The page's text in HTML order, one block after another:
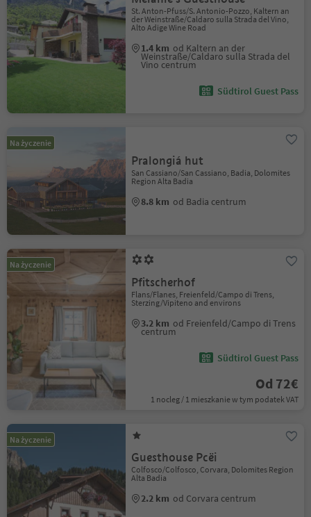
St. Anton-Pfuss/S. Antonio-Pozzo, Kaltern an
der Weinstraße/Caldaro sulla Strada del Vino,
Alto Adige Wine Road
1.4 km od Kaltern an der
Weinstraße/Caldaro sulla Strada del
Vino centrum
Südtirol Guest Pass
Na życzenie
Pralongiá hut
San Cassiano/San Cassiano, Badia, Dolomites
Region Alta Badia
8.8 km od Badia centrum
Na życzenie
Pfitscherhof
Flans/Flanes, Freienfeld/Campo di Trens,
Sterzing/Vipiteno and environs
3.2 km od Freienfeld/Campo di Trens
centrum
Südtirol Guest Pass
Od 72€
1 nocleg / 1 mieszkanie w tym podatek VAT
Na życzenie
Guesthouse Pcëi
Colfosco/Colfosco, Corvara, Dolomites Region
Alta Badia
2.2 km od Corvara centrum